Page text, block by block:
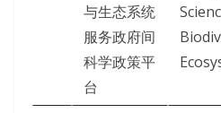
与生态系统
服务政府间
科学政策平
台